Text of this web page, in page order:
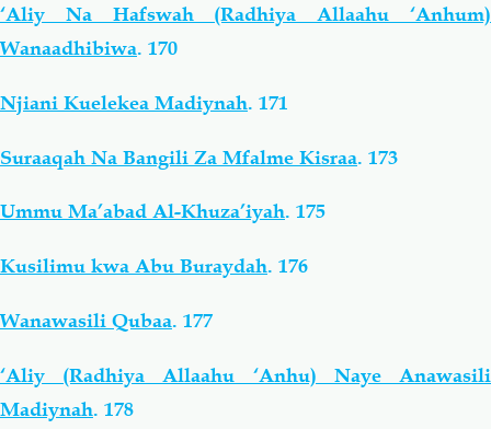
‘Aliy Na Hafswah (Radhiya Allaahu ‘Anhum)
Wanaadhibiwa. 170
Njiani Kuelekea Madiynah. 171
Suraaqah Na Bangili Za Mfalme Kisraa. 173
Ummu Ma’abad Al-Khuza’iyah. 175
Kusilimu kwa Abu Buraydah. 176
Wanawasili Qubaa. 177
‘Aliy (Radhiya Allaahu ‘Anhu) Naye Anawasili
Madiynah. 178